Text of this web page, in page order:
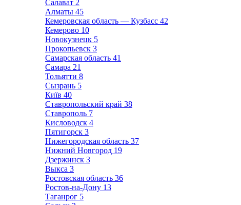
Салават 2
Алматы 45
Кемеровская область — Кузбасс 42
Кемерово 10
Новокузнецк 5
Прокопьевск 3
Самарская область 41
Самара 21
Тольятти 8
Сызрань 5
Київ 40
Ставропольский край 38
Ставрополь 7
Кисловодск 4
Пятигорск 3
Нижегородская область 37
Нижний Новгород 19
Дзержинск 3
Выкса 3
Ростовская область 36
Ростов-на-Дону 13
Таганрог 5